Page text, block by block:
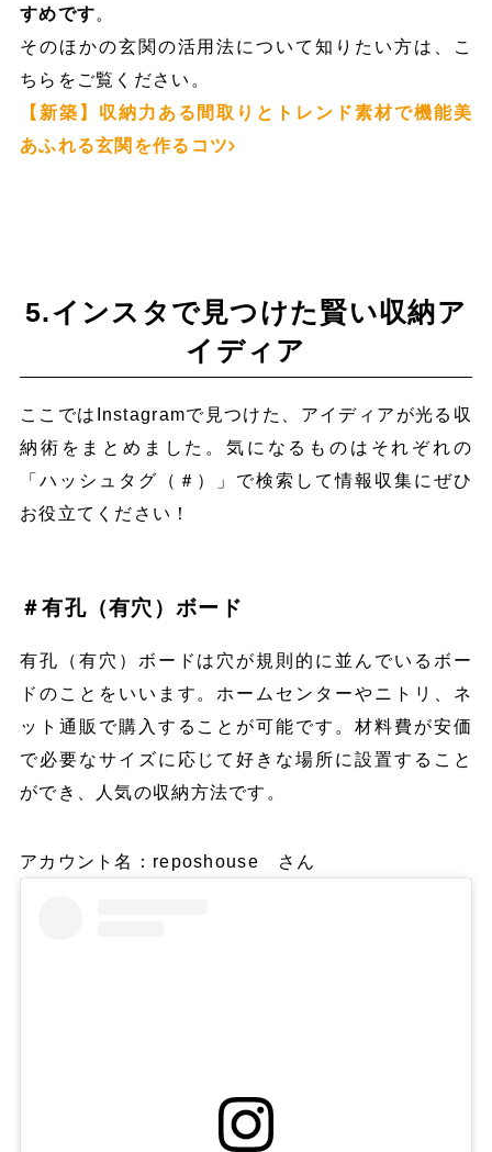
すめです。
そのほかの玄関の活用法について知りたい方は、こ
ちらをご覧ください。
【新築】収納力ある間取りとトレンド素材で機能美
あふれる玄関を作るコツ
5.インスタで見つけた賢い収納ア
イディア
ここではInstagramで見つけた、アイディアが光る収
納術をまとめました。気になるものはそれぞれの
「ハッシュタグ（＃）」で検索して情報収集にぜひ
お役立てください！
＃有孔（有穴）ボード
有孔（有穴）ボードは穴が規則的に並んでいるボー
ドのことをいいます。ホームセンターやニトリ、ネ
ット通販で購入することが可能です。材料費が安価
で必要なサイズに応じて好きな場所に設置すること
ができ、人気の収納方法です。
アカウント名：reposhouse さん